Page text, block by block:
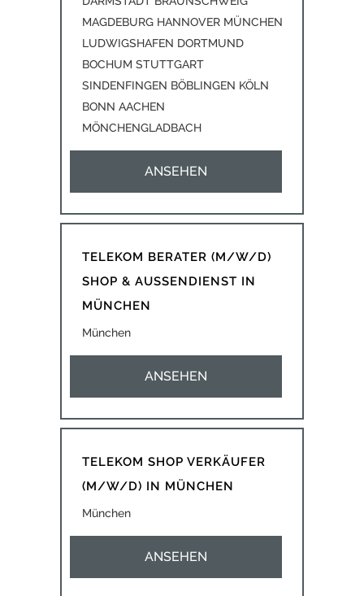
MAGDEBURG HANNOVER MÜNCHEN
LUDWIGSHAFEN DORTMUND
BOCHUM STUTTGART
SINDENFINGEN BÖBLINGEN KÖLN
BONN AACHEN
MÖNCHENGLADBACH
ANSEHEN
TELEKOM BERATER (M/W/D)
SHOP & AUSSENDIENST IN
MÜNCHEN
München
ANSEHEN
TELEKOM SHOP VERKÄUFER
(M/W/D) IN MÜNCHEN
München
ANSEHEN